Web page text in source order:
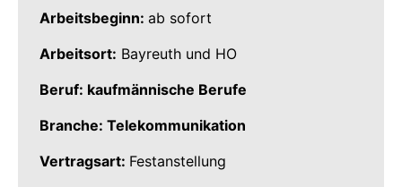
Arbeitsbeginn: ab sofort
Arbeitsort: Bayreuth und HO
Beruf: kaufmännische Berufe
Branche: Telekommunikation
Vertragsart: Festanstellung